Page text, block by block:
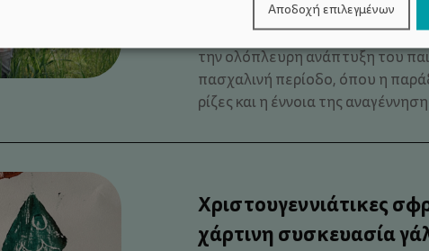
Η ενασχόληση με τη φύση δεν
ευχάριστο». Αποτελεί μια
την ολόπλευρη ανάπτυξη του
πασχαλινή περίοδο, όπου η
ρίζες και η έννοια της
Χριστουγεννιάτικες
χάρτινη συσκευασία
Αποδοχή επιλεγμένων